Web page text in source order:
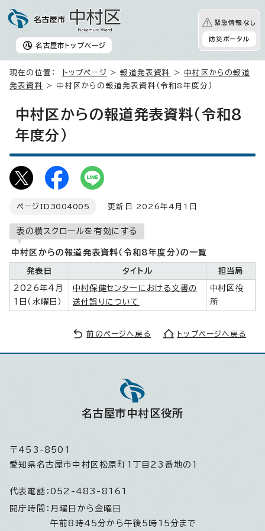
名古屋市 トップページ
緊急情報なし
防災ポータル
現在の位置： トップページ >報道発表資料 > 中村区からの報道
発表資料
> 中村区からの報道発表資料（令和8年度分）
中村区からの報道発表資料（令和8
年度分）
ページID 3004005 更新日 2026年4月1日
表の横スクロールを有効にする
中村区からの報道発表資料（令和8年度分）の一覧
発表日 タイトル 担当局
2026年4月
1日（水曜日）
中村保健センターにおける文書の
送付誤りについて
中村区役
所
前のページへ戻る トップページへ戻る
名古屋市中村区役所
〒453-8501
愛知県名古屋市中村区松原町1丁目23番地の1
代表電話： 052-483-8161
開庁時間： 月曜日から金曜日
午前8時45分から午後5時15分まで